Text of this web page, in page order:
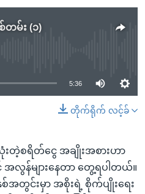
တမ်း (၁)
currently available
5:36
တိုက်ရိုက် လင့်ခ်
သုံးတဲ့စရိတ်ငွေ အချိုးအစားဟာ
လွန်များနေတာ တွေ့ရပါတယ်။
အတွင်းမှာ အစိုးရဲ့ စိုက်ပျိုးရေး